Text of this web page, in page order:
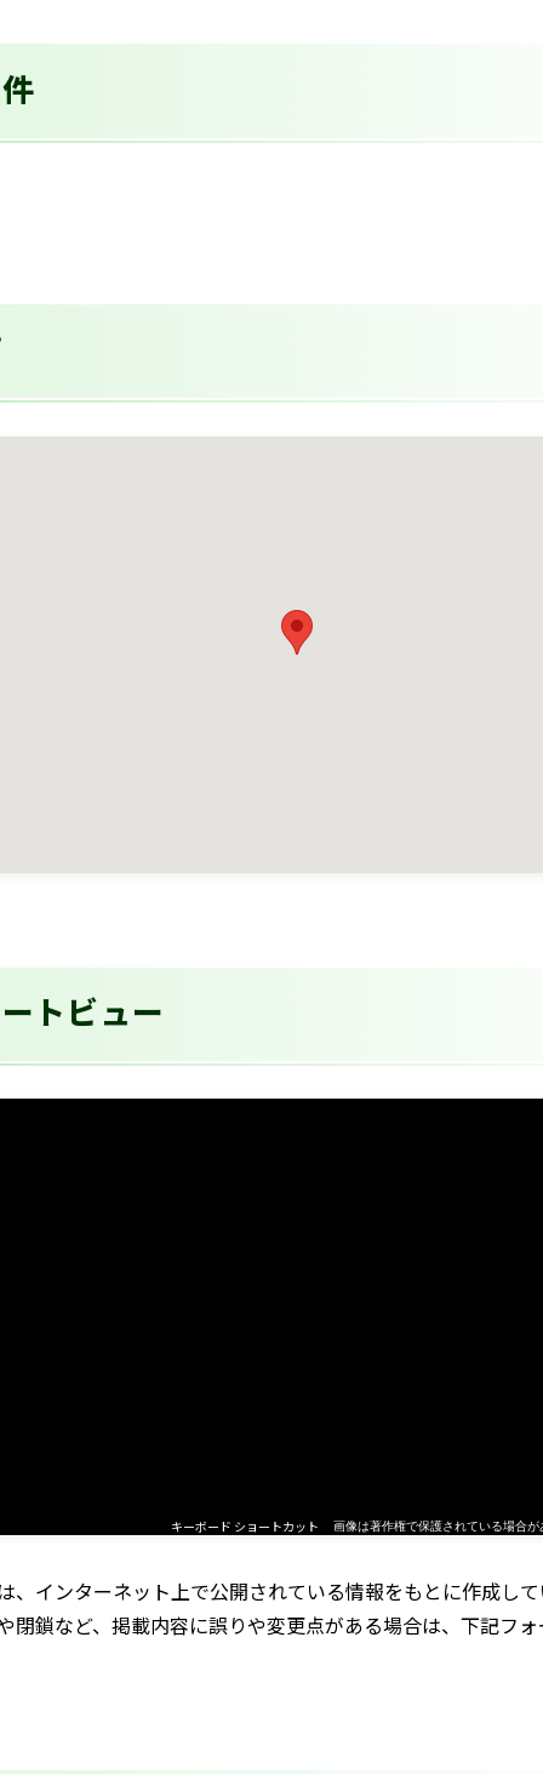
トビュー
キーボード ショートカット 画像は著作権で保護されている場合が
、インターネット上で公開されている情報をもとに作成して
閉鎖など、掲載内容に誤りや変更点がある場合は、下記フ